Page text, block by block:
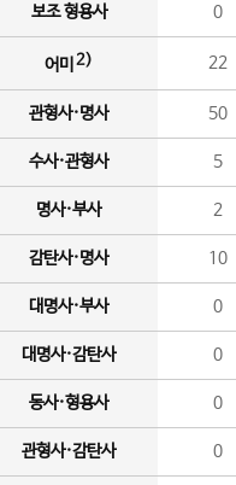
보조 형용사 0
어미 2) 22
관형사·명사 50
수사·관형사 5
명사·부사 2
감탄사·명사 10
대명사·부사 0
대명사·감탄사 0
동사·형용사 0
관형사·감탄사 0